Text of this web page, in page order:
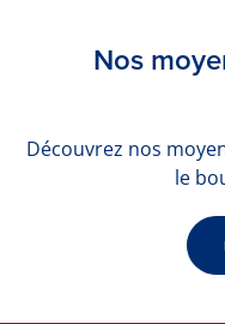
Nos
Découvrez nos
le